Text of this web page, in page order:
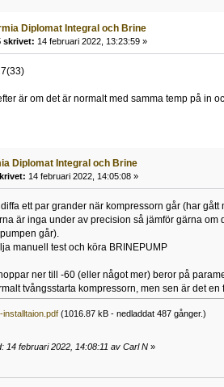
Diplomat Integral och Brine
skrivet: 14 februari 2022, 13:23:59 »
är om det är normalt med samma temp på in
Diplomat Integral och Brine
14 februari 2022, 14:05:08 »
ett par grander när kompressorn går (har gått
är inga under av precision så jämför gärna
går).
manuell test och köra BRINEPUMP
ner till -60 (eller något mer) beror på
tvångsstarta kompressorn, men sen är det
(1016.87 kB - nedladdat 487 gånger.)
14 februari 2022, 14:08:11 av Carl N»